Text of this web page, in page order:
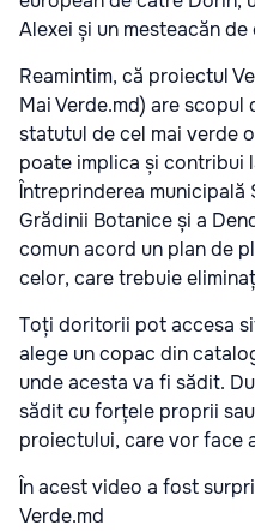
Alexei și un mesteacăn
Reamintim, că proiectul
Mai Verde.md) are
statutul de cel mai verde
poate implica și contribui
Întreprinderea municipală
Grădinii Botanice și a
comun acord un plan de
celor, care trebuie
Toți doritorii pot accesa
alege un copac din
unde acesta va fi sădit.
sădit cu forțele proprii
proiectului, care vor face
În acest video a fost
Verde.md